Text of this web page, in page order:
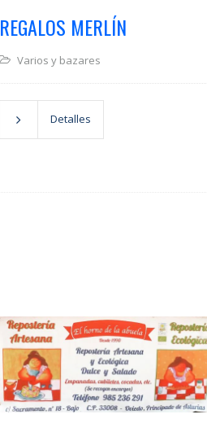
REGALOS MERLÍN
Varios y bazares
Detalles